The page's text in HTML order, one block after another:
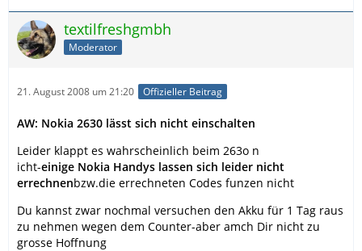
textilfreshgmbh
Moderator
21. August 2008 um 21:20 Offizieller Beitrag
AW: Nokia 2630 lässt sich nicht einschalten
Leider klappt es wahrscheinlich beim 263o n
icht-einige Nokia Handys lassen sich leider nicht
errechnenbzw.die errechneten Codes funzen nicht
Du kannst zwar nochmal versuchen den Akku für 1 Tag raus
zu nehmen wegen dem Counter-aber amch Dir nicht zu
grosse Hoffnung